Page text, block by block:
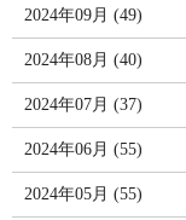
2024年09月 (49)
2024年08月 (40)
2024年07月 (37)
2024年06月 (55)
2024年05月 (55)